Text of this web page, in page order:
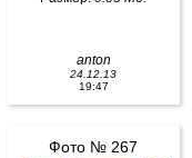
anton
24.12.13
19:47
Фото № 267